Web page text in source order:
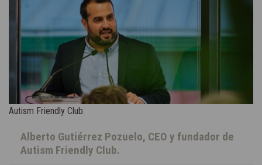
Autism Friendly Club.
Alberto Gutiérrez Pozuelo, CEO y fundador de
Autism Friendly Club.